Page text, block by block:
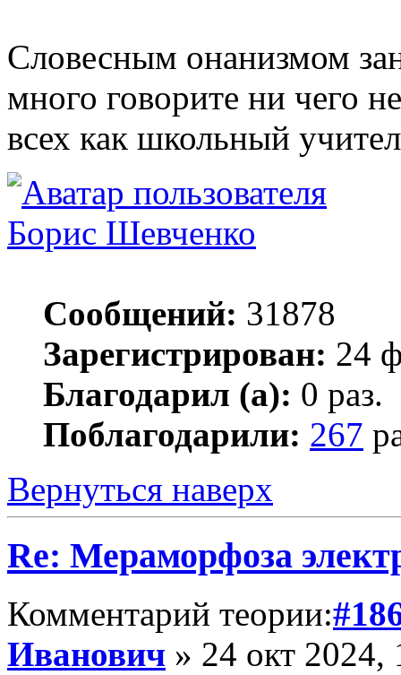
Словесным онанизмом
много говорите ни чего
всех как школьный
Борис Шевченко
Сообщений: 31878
Зарегистрирован: 24
Благодарил (а): 0 раз.
Поблагодарили: 267
Вернуться наверх
Re: Мераморфоза
Комментарий теории:
Иванович » 24 окт 2024,